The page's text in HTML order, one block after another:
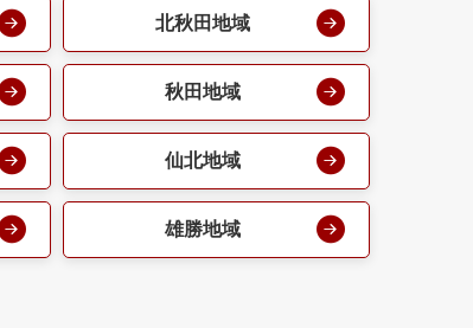
北秋田地域
秋田地域
仙北地域
雄勝地域